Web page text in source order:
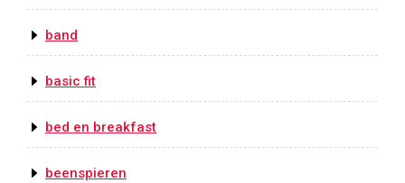
band
basic fit
bed en breakfast
beenspieren